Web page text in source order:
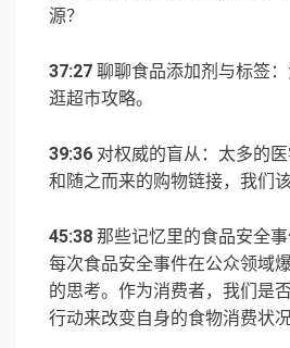
源？
37:27 聊聊食品添加剂与标签
逛超市攻略。
39:36 对权威的盲从：太多的
和随之而来的购物链接，我们
45:38 那些记忆里的食品安全事
每次食品安全事件在公众领域
的思考。作为消费者，我们是
行动来改变自身的食物消费状况